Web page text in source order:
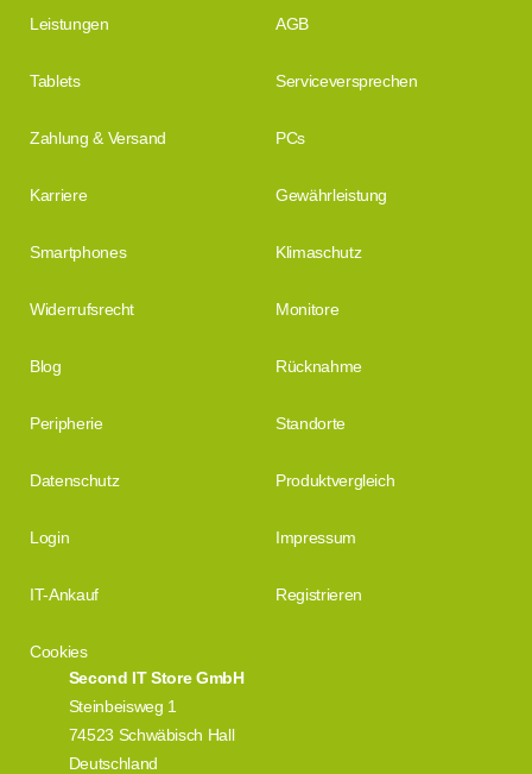
Second IT Store GmbH
Steinbeisweg 1
74523 Schwäbisch Hall
Deutschland
Leistungen AGB
Tablets Serviceversprechen
Zahlung & Versand PCs
Karriere Gewährleistung
Smartphones Klimaschutz
Widerrufsrecht Monitore
Blog Rücknahme
Peripherie Standorte
Datenschutz Produktvergleich
Login Impressum
IT-Ankauf Registrieren
Cookies